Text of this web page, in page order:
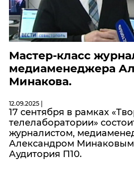
Мастер-класс
медиаменеджера
Минакова.
12.09.2025 |
17 сентября в рамках
телелаборатории»
журналистом,
Александром
Аудитория П10.